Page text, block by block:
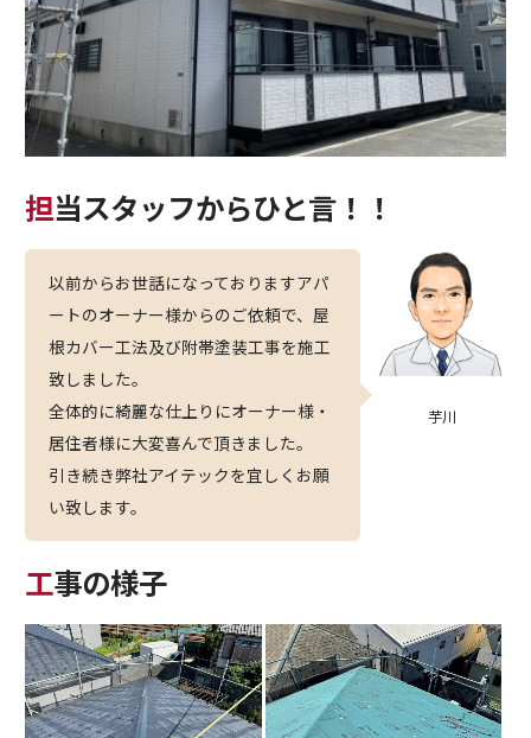
担当スタッフからひと言！！
以前からお世話になっておりますアパ
ートのオーナー様からのご依頼で、屋
根カバー工法及び附帯塗装工事を施工
致しました。
全体的に綺麗な仕上りにオーナー様・
居住者様に大変喜んで頂きました。
引き続き弊社アイテックを宜しくお願
い致します。
芋川
工事の様子